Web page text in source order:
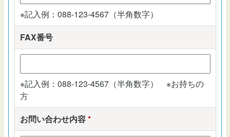
※記入例：088-123-4567（半角数字）
FAX番号
※記入例：088-123-4567（半角数字） ※お持ちの
方
お問い合わせ内容*